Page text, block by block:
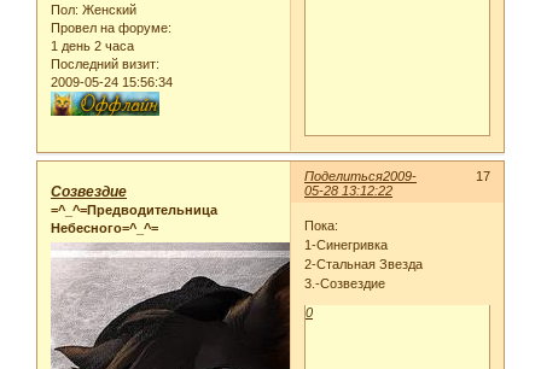
Пол: Женский
Провел на форуме:
1 день 2 часа
Последний визит:
2009-05-24 15:56:34
Поделиться 17
2009-
05-28 13:12:22
Созвездие
=^_^=Предводительница
Небесного=^_^=
Пока:
1-Синегривка
2-Стальная Звезда
3.-Созвездие
0